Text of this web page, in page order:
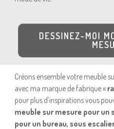
DESSINEZ-MOI
Créons ensemble votre meuble
avec ma marque de fabrique «
pour plus d’inspirations vous
meuble sur mesure pour un
pour un bureau, sous